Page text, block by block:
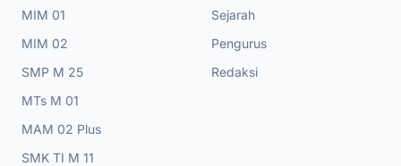
MIM 01
MIM 02
SMP M 25
MTs M 01
MAM 02 Plus
SMK TI M 11
Sejarah
Pengurus
Redaksi